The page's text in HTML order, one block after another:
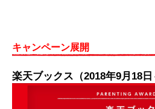
キャンペーン展開
楽天ブックス（2018年9月18日